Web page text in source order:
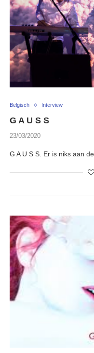
Belgisch Interview
G A U S S
23/03/2020
G A U S S. Er is niks aan